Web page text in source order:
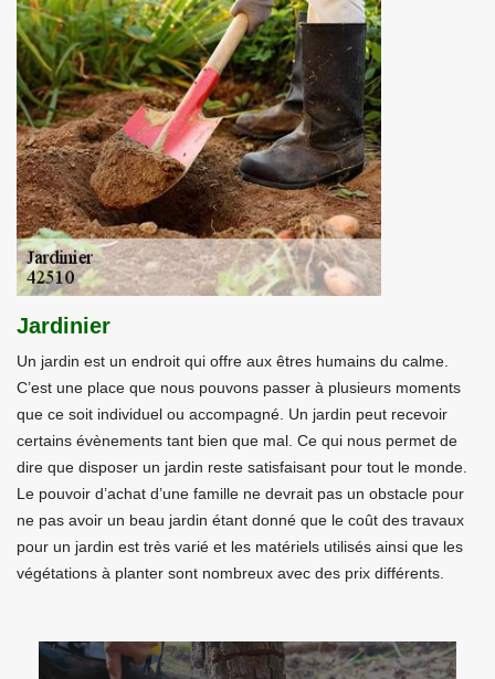
Jardinier
Un jardin est un endroit qui offre aux êtres humains du calme.
C’est une place que nous pouvons passer à plusieurs moments
que ce soit individuel ou accompagné. Un jardin peut recevoir
certains évènements tant bien que mal. Ce qui nous permet de
dire que disposer un jardin reste satisfaisant pour tout le monde.
Le pouvoir d’achat d’une famille ne devrait pas un obstacle pour
ne pas avoir un beau jardin étant donné que le coût des travaux
pour un jardin est très varié et les matériels utilisés ainsi que les
végétations à planter sont nombreux avec des prix différents.